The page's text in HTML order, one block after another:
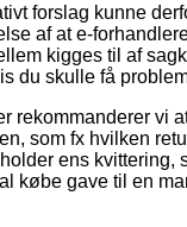
forslag kunne
af at e-
kigges til af
du skulle få
rekommanderer vi
som fx hvilken
ens kvittering,
købe gave til en